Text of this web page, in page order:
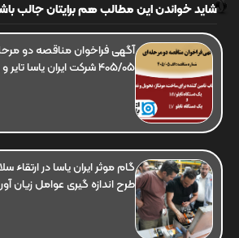
شاید خواندن این مطالب هم برایتان جالب
آگهی فراخوان مناقصه دو
405/05 شرکت ایران یاسا تایر و رابر
گام موثر ایران یاسا در ارتقاء
طرح اندازه گیری عوامل زیان